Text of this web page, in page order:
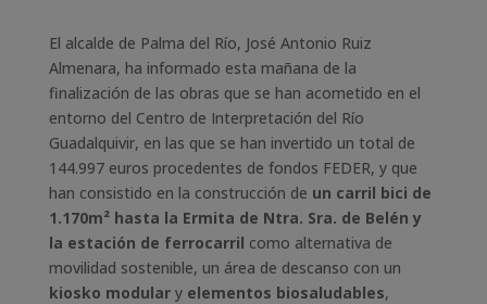
El alcalde de Palma del Río, José Antonio Ruiz
Almenara, ha informado esta mañana de la
finalización de las obras que se han acometido en el
entorno del Centro de Interpretación del Río
Guadalquivir, en las que se han invertido un total de
144.997 euros procedentes de fondos FEDER, y que
han consistido en la construcción de un carril bici de
1.170m² hasta la Ermita de Ntra. Sra. de Belén y
la estación de ferrocarril como alternativa de
movilidad sostenible, un área de descanso con un
kiosko modulary elementos biosaludables,